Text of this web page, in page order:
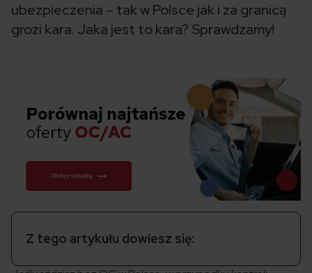
ubezpieczenia – tak w Polsce jak i za granicą
grozi kara. Jaka jest to kara? Sprawdzamy!
Z tego artykułu dowiesz się: